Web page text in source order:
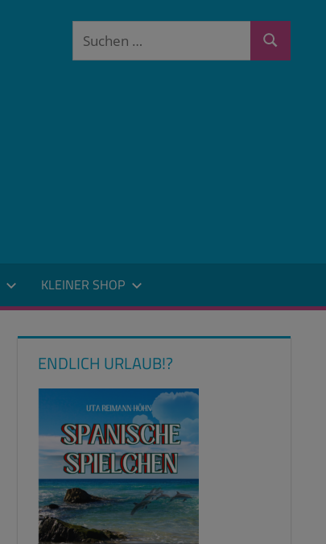
Suchen
Suchen
KLEINER SHOP
ENDLICH URLAUB!?